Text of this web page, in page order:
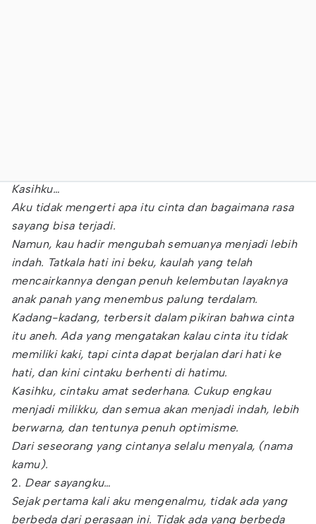
Kasihku…
Aku tidak mengerti apa itu cinta dan bagaimana rasa
sayang bisa terjadi.
Namun, kau hadir mengubah semuanya menjadi lebih
indah. Tatkala hati ini beku, kaulah yang telah
mencairkannya dengan penuh kelembutan layaknya
anak panah yang menembus palung terdalam.
Kadang-kadang, terbersit dalam pikiran bahwa cinta
itu aneh. Ada yang mengatakan kalau cinta itu tidak
memiliki kaki, tapi cinta dapat berjalan dari hati ke
hati, dan kini cintaku berhenti di hatimu.
Kasihku, cintaku amat sederhana. Cukup engkau
menjadi milikku, dan semua akan menjadi indah, lebih
berwarna, dan tentunya penuh optimisme.
Dari seseorang yang cintanya selalu menyala, (nama
kamu).
2. Dear sayangku…
Sejak pertama kali aku mengenalmu, tidak ada yang
berbeda dari perasaan ini. Tidak ada yang berbeda